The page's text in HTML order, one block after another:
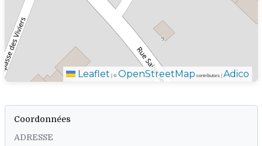
Leaflet |©OpenStreetMap contributors |Adico
Coordonnées
ADRESSE